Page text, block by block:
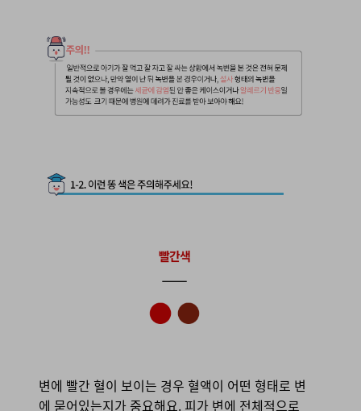
변에 빨간 혈이 보이는 경우 혈액이 어떤 형태로 변
에 묻어있는지가 중요해요. 피가 변에 전체적으로